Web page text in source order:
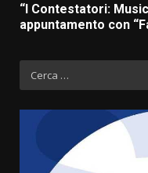
“I Contestatori:
appuntamento con
Ricerca
per: